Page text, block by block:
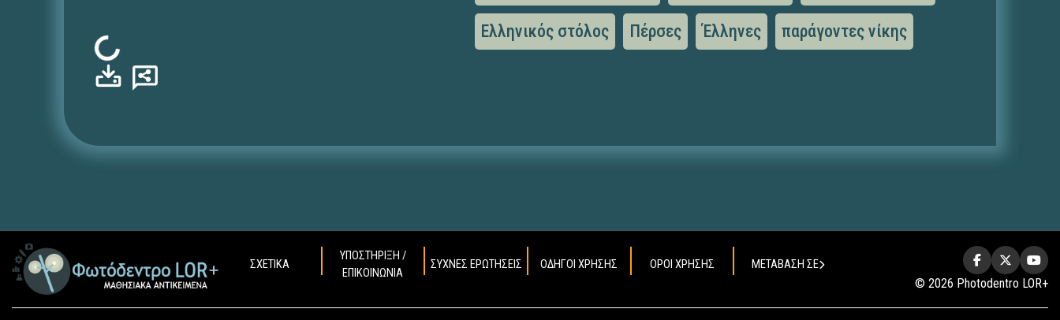
Φόρτωση...
Ελληνικός στόλος Πέρσες Έλληνες παράγοντες νίκης
ΣΧΕΤΙΚΑ
ΥΠΟΣΤΗΡΙΞΗ /
ΕΠΙΚΟΙΝΩΝΙΑ
ΣΥΧΝΕΣ ΕΡΩΤΗΣΕΙΣ ΟΔΗΓΟΙ ΧΡΗΣΗΣ ΟΡΟΙ ΧΡΗΣΗΣ ΜΕΤΑΒΑΣΗ ΣΕ
© 2026 Photodentro LOR+